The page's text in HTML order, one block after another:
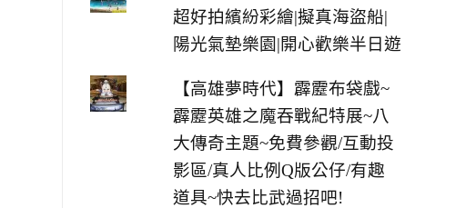
超好拍繽紛彩繪|擬真海盜船|
陽光氣墊樂園|開心歡樂半日遊
【高雄夢時代】霹靂布袋戲~
霹靂英雄之魔吞戰紀特展~八
大傳奇主題~免費參觀/互動投
影區/真人比例Q版公仔/有趣
道具~快去比武過招吧!